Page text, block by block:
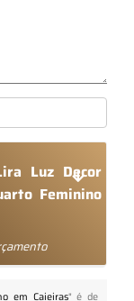
Luz Decor
Feminino
em Caieiras" é de